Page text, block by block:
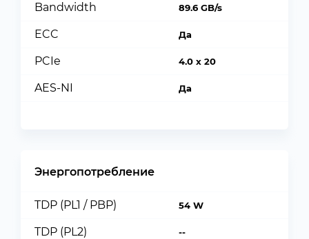
Bandwidth 89.6 GB/s
ECC Да
PCIe 4.0 x 20
AES-NI Да
Энергопотребление
TDP (PL1 / PBP) 54 W
TDP (PL2) --